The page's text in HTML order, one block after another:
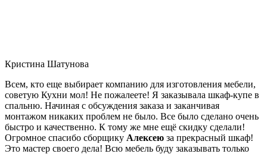
Кристина Шатунова
Всем, кто еще выбирает компанию для изготовления мебели,
советую Кухни мол! Не пожалеете! Я заказывала шкаф-купе в
спальню. Начиная с обсуждения заказа и заканчивая
монтажом никаких проблем не было. Все было сделано очень
быстро и качественно. К тому же мне ещё скидку сделали!
Огромное спасибо сборщику Алексею за прекрасный шкаф!
Это мастер своего дела! Всю мебель буду заказывать только